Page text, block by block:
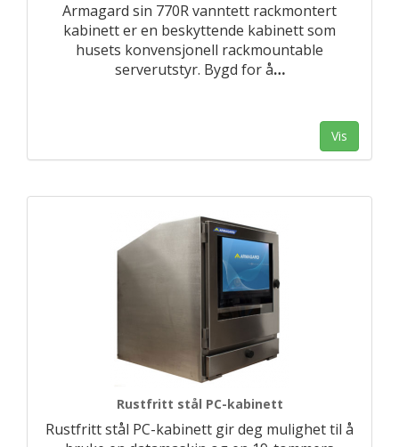
Armagard sin 770R vanntett rackmontert
kabinett er en beskyttende kabinett som
husets konvensjonell rackmountable
serverutstyr. Bygd for å…
Vis
Rustfritt stål PC-kabinett
Rustfritt stål PC-kabinett gir deg mulighet til å